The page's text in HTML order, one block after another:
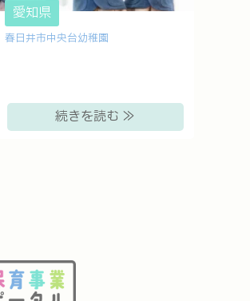
愛知県
春日井市中央台幼稚園
続きを読む ≫